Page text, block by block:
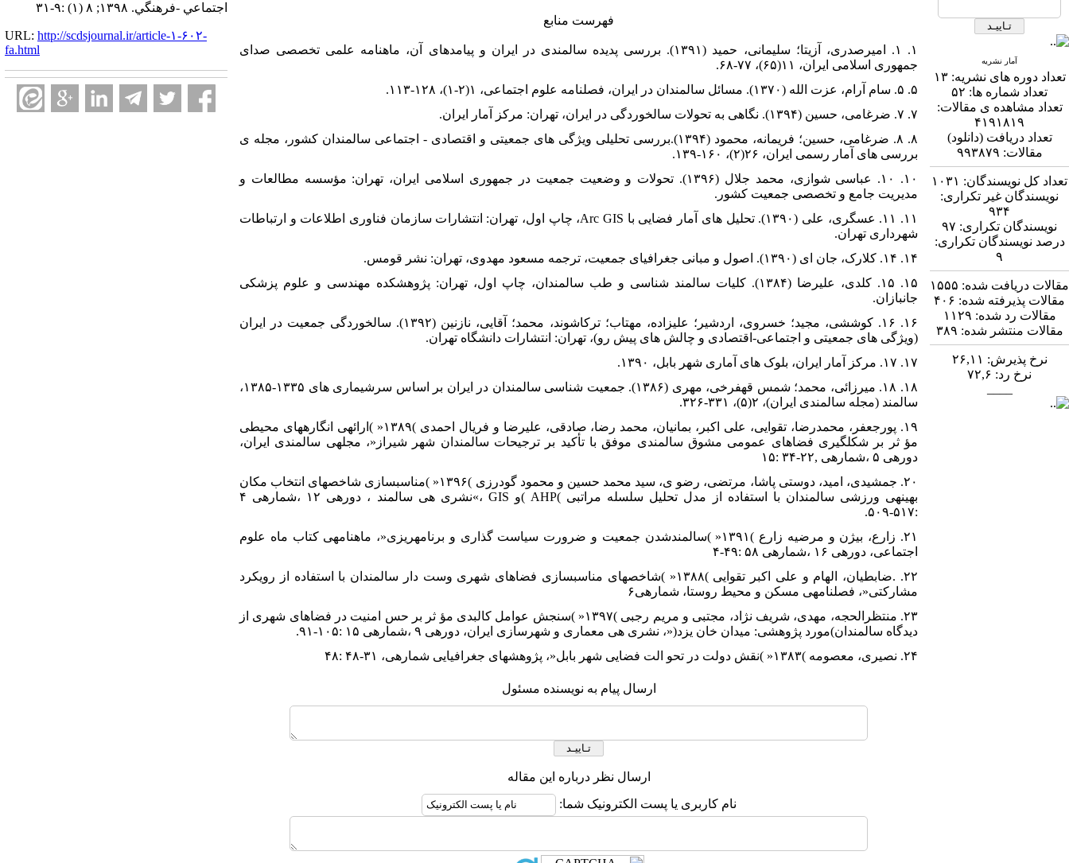
آمار نشریه
تعداد دوره های نشریه:۱۳
تعداد شماره ها: ۵۲
تعداد مشاهده ی مقالات:
۴۱۹۱۸۱۹
تعداد دریافت (دانلود)
مقالات: ۹۹۳۸۷۹
تعداد کل نویسندگان: ۱۰۳۱
نویسندگان غیر تکراری:
۹۳۴
نویسندگان تکراری: ۹۷
درصد نویسندگان تکراری:
۹
مقالات دریافت شده: ۱۵۵۵
مقالات پذیرفته شده: ۴۰۶
مقالات رد شده: ۱۱۲۹
مقالات منتشر شده: ۳۸۹
نرخ پذیرش: ۲۶,۱۱
نرخ رد: ۷۲,۶
فهرست منابع
۱. ۱. امیرصدری، آزیتا؛ سلیمانی، حمید (۱۳۹۱). بررسی پدیده سالمندی در ایران و پیامدهای آن، ماهنامه علمی تخصصی صدای
جمهوری اسلامی ایران، ۱۱(۶۵)، ۷۷-۶۸.
۵. ۵. سام آرام، عزت الله (۱۳۷۰). مسائل سالمندان در ایران، فصلنامه علوم اجتماعی، ۱(۲-۱)، ۱۲۸-۱۱۳.
۷. ۷. ضرغامی، حسین (۱۳۹۴). نگاهی به تحولات سالخوردگی در ایران، تهران: مرکز آمار ایران.
۸. ۸. ضرغامی، حسین؛ فریمانه، محمود (۱۳۹۴).بررسی تحلیلی ویژگی های جمعیتی و اقتصادی - اجتماعی سالمندان کشور، مجله ی
بررسی های آمار رسمی ایران، ۲۶(۲)، ۱۶۰-۱۳۹.
۱۰. ۱۰. عباسی شوازی، محمد جلال (۱۳۹۶). تحولات و وضعیت جمعیت در جمهوری اسلامی ایران، تهران: مؤسسه مطالعات و
مدیریت جامع و تخصصی جمعیت کشور.
۱۱. ۱۱. عسگری، علی (۱۳۹۰). تحلیل های آمار فضایی با Arc GIS، چاپ اول، تهران: انتشارات سازمان فناوری اطلاعات و ارتباطات
شهرداری تهران.
۱۴. ۱۴. کلارک، جان ای (۱۳۹۰). اصول و مبانی جغرافیای جمعیت، ترجمه مسعود مهدوی، تهران: نشر قومس.
۱۵. ۱۵. کلدی، علیرضا (۱۳۸۴). کلیات سالمند شناسی و طب سالمندان، چاپ اول، تهران: پژوهشکده مهندسی و علوم پزشکی
جانبازان.
۱۶. ۱۶. کوششی، مجید؛ خسروی، اردشیر؛ علیزاده، مهتاب؛ ترکاشوند، محمد؛ آقایی، نازنین (۱۳۹۲). سالخوردگی جمعیت در ایران
(ویژگی های جمعیتی و اجتماعی-اقتصادی و چالش های پیش رو)، تهران: انتشارات دانشگاه تهران.
۱۷. ۱۷. مرکز آمار ایران، بلوک های آماری شهر بابل، ۱۳۹۰.
۱۸. ۱۸. میرزائی، محمد؛ شمس قهفرخی، مهری (۱۳۸۶). جمعیت شناسی سالمندان در ایران بر اساس سرشیماری های ۱۳۳۵-۱۳۸۵،
سالمند (مجله سالمندی ایران)، ۲(۵)، ۳۳۱-۳۲۶.
۱۹. پورجعفر، محمدرضا، تقوایی، علی اکبر، بمانیان، محمد رضا، صادقی، علیرضا و فریال احمدی )۱۳۸۹« )ارائهی انگارههای محیطی
مؤ ثر بر شکلگیری فضاهای عمومی مشوق سالمندی موفق با تأکید بر ترجیحات سالمندان شهر شیراز«، مجلهی سالمندی ایران،
دورهی ۵ ،شمارهی ,۲۲-۳۴ :۱۵
۲۰. جمشیدی، امید، دوستی پاشا، مرتضی، رضو ی، سید محمد حسین و محمود گودرزی )۱۳۹۶« )مناسبسازی شاخصهای انتخاب مکان
بهینهی ورزشی سالمندان با استفاده از مدل تحلیل سلسله مراتبی )AHP )و GIS ،»نشری هی سالمند ، دورهی ۱۲ ،شمارهی ۴
:۵۱۷-۵۰۹.
۲۱. زارع، بیژن و مرضیه زارع )۱۳۹۱« )سالمندشدن جمعیت و ضرورت سیاست گذاری و برنامهریزی«، ماهنامهی کتاب ماه علوم
اجتماعی، دورهی ۱۶ ،شمارهی ۵۸ :۴۹-۴
۲۲. .ضابطیان، الهام و علی اکبر تقوایی )۱۳۸۸« )شاخصهای مناسبسازی فضاهای شهری وست دار سالمندان با استفاده از رویکرد
مشارکتی«، فصلنامهی مسکن و محیط روستا، شمارهی۶
۲۳. منتظرالحجه، مهدی، شریف نژاد، مجتبی و مریم رجبی )۱۳۹۷« )سنجش عوامل کالبدی مؤ ثر بر حس امنیت در فضاهای شهری از
دیدگاه سالمندان)مورد پژوهشی: میدان خان یزد(«، نشری هی معماری و شهرسازی ایران، دورهی ۹ ،شمارهی ۱۵ :۱۰۵-۹۱.
۲۴. نصیری، معصومه )۱۳۸۳« )نقش دولت در تحو الت فضایی شهر بابل«، پژوهشهای جغرافیایی شمارهی، ۳۱-۴۸ :۴۸
ارسال پیام به نویسنده مسئول
ارسال نظر درباره این مقاله
نام کاربری یا پست الکترونیک شما:
اجتماعي -فرهنگي. ۱۳۹۸; ۸ (۱) :۹-۳۱
URL: http://scdsjournal.ir/article-۱-۶۰۲-
fa.html